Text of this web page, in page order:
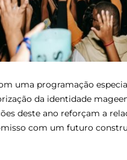
uma programação
da identidade
deste ano reforçam a
com um futuro